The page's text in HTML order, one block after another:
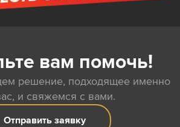
вам помочь!
решение, подходящее именно
и свяжемся с вами.
Отправить заявку